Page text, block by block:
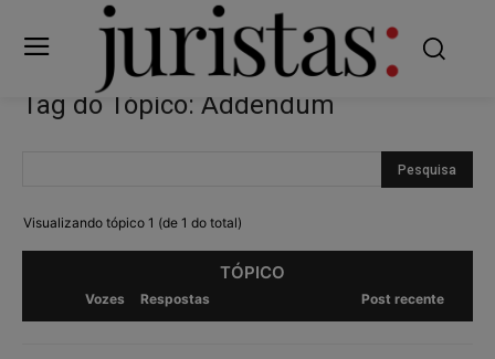
Tag do Tópico: Addendum
Visualizando tópico 1 (de 1 do total)
TÓPICO
Vozes Respostas Post recente